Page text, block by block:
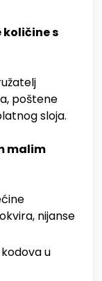
količine s
poštene
sloja.
malim
nijanse
u